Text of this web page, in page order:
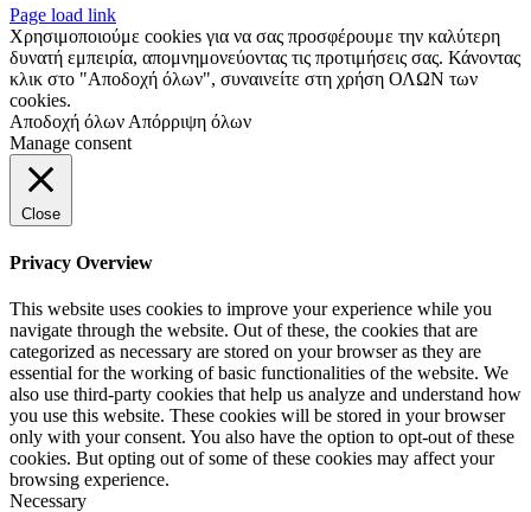
Page load link
Χρησιμοποιούμε cookies για να σας προσφέρουμε την καλύτερη
δυνατή εμπειρία, απομνημονεύοντας τις προτιμήσεις σας. Κάνοντας
κλικ στο "Αποδοχή όλων", συναινείτε στη χρήση ΟΛΩΝ των
cookies.
Αποδοχή όλων Απόρριψη όλων
Manage consent
Close
Privacy Overview
This website uses cookies to improve your experience while you
navigate through the website. Out of these, the cookies that are
categorized as necessary are stored on your browser as they are
essential for the working of basic functionalities of the website. We
also use third-party cookies that help us analyze and understand how
you use this website. These cookies will be stored in your browser
only with your consent. You also have the option to opt-out of these
cookies. But opting out of some of these cookies may affect your
browsing experience.
Necessary